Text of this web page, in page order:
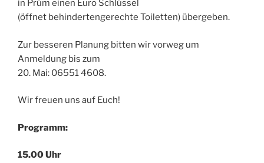
in Prüm einen Euro Schlüssel
(öffnet behindertengerechte Toiletten) übergeben.
Zur besseren Planung bitten wir vorweg um
Anmeldung bis zum
20. Mai: 06551 4608.
Wir freuen uns auf Euch!
Programm:
15.00 Uhr